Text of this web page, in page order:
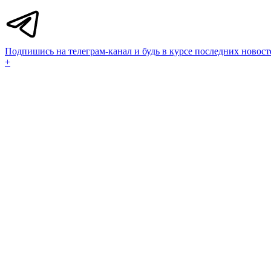
Подпишись на телеграм-канал и будь в курсе последних
+